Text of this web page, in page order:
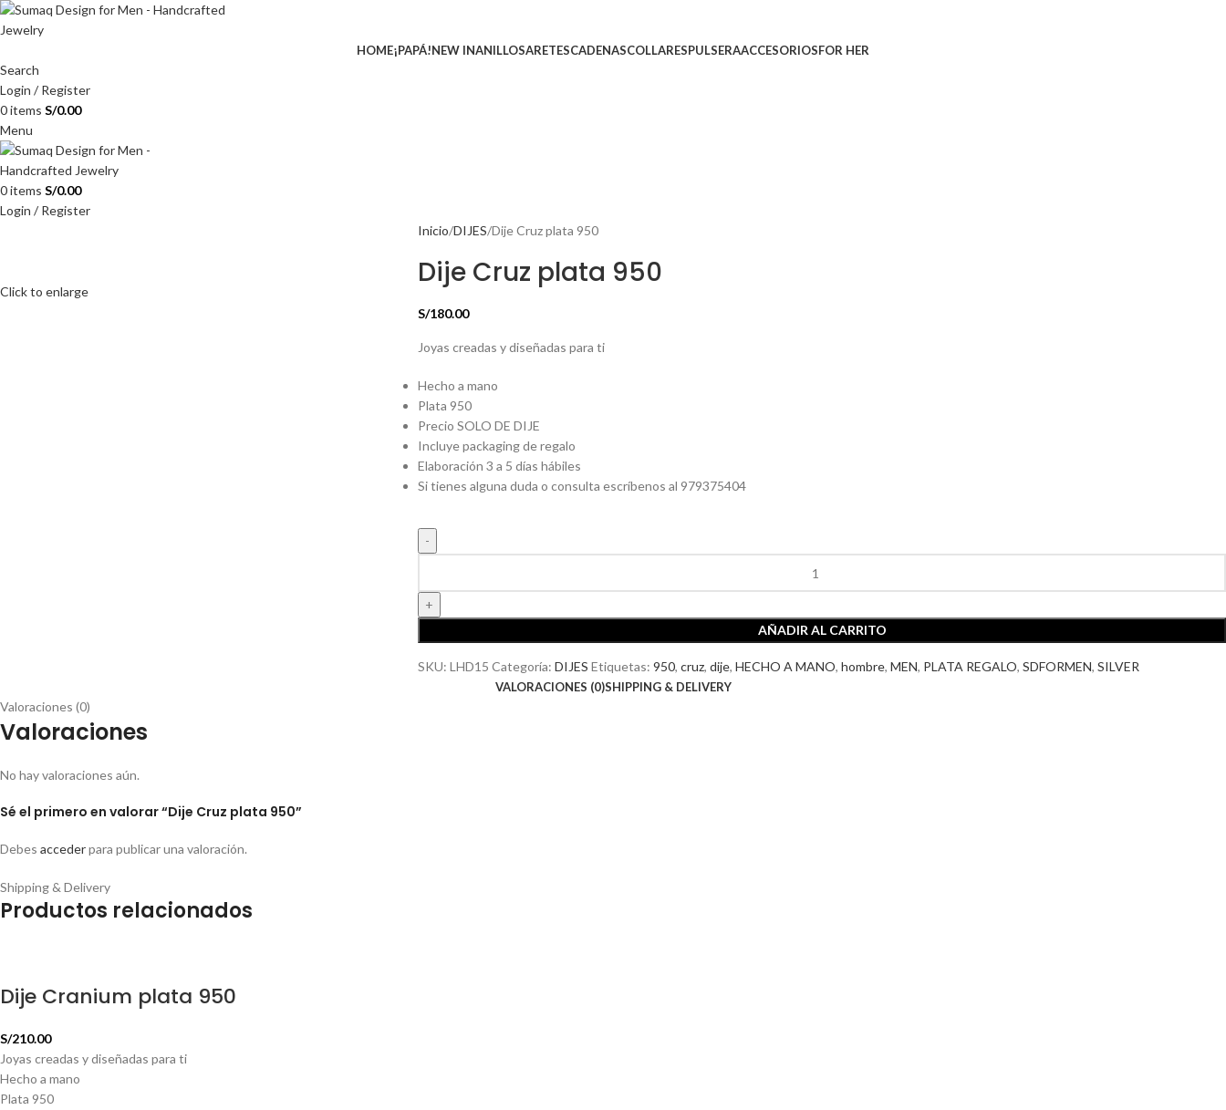
HOME¡PAPÁ!NEW INANILLOSARETESCADENASCOLLARESPULSERAACCESORIOSFOR HER
Search
Login / Register
0items S/0.00
Menu
0items S/0.00
Login / Register
Click to enlarge
Inicio DIJES Dije Cruz plata 950
Dije Cruz plata 950
S/180.00
Joyas creadas y diseñadas para ti
Hecho a mano
Plata 950
Precio SOLO DE DIJE
Incluye packaging de regalo
Elaboración 3 a 5 días hábiles
Si tienes alguna duda o consulta escríbenos al 979375404
AÑADIR AL CARRITO
SKU: LHD15 Categoría: DIJES Etiquetas: 950, cruz, dije, HECHO A MANO, hombre, MEN, PLATA REGALO, SDFORMEN, SILVER
VALORACIONES (0)SHIPPING & DELIVERY
Valoraciones (0)
Valoraciones
No hay valoraciones aún.
Sé el primero en valorar “Dije Cruz plata 950”
Debes accederpara publicar una valoración.
Shipping & Delivery
Productos relacionados
Dije Cranium plata 950
S/210.00
Joyas creadas y diseñadas para ti
Hecho a mano
Plata 950